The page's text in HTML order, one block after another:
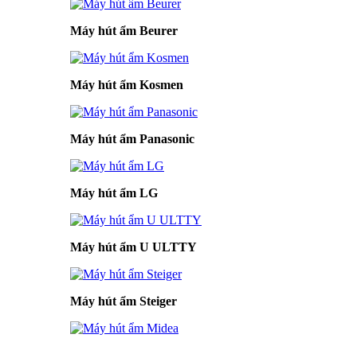
Máy hút ẩm Beurer
Máy hút ẩm Kosmen
Máy hút ẩm Panasonic
Máy hút ẩm LG
Máy hút ẩm U ULTTY
Máy hút ẩm Steiger